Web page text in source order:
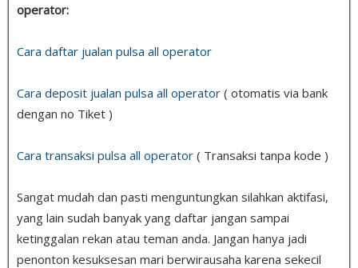
operator:
Cara daftar jualan pulsa all operator
Cara deposit jualan pulsa all operator ( otomatis via bank
dengan no Tiket )
Cara transaksi pulsa all operator ( Transaksi tanpa kode )
Sangat mudah dan pasti menguntungkan silahkan aktifasi,
yang lain sudah banyak yang daftar jangan sampai
ketinggalan rekan atau teman anda. Jangan hanya jadi
penonton kesuksesan mari berwirausaha karena sekecil